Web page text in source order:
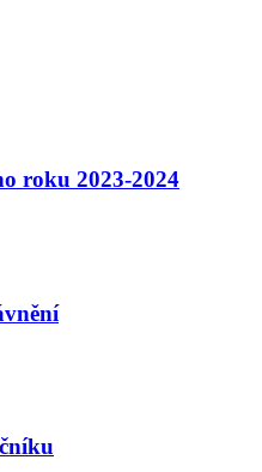
roku 2023-2024